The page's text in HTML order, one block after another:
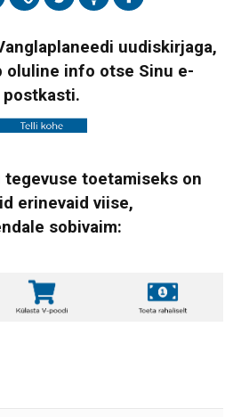
uudiskirjaga,
oluline info otse Sinu e-
postkasti.
tegevuse toetamiseks on
erinevaid viise,
sobivaim: